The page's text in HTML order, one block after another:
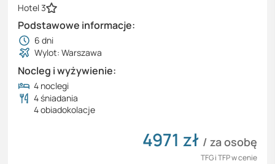
Hotel 3
Podstawowe informacje:
6 dni
Wylot: Warszawa
Nocleg i wyżywienie:
4 noclegi
4 śniadania
4 obiadokolacje
4971 zł / za osobę
TFG i TFP w cenie